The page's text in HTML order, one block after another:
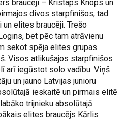
braucēji – Kristaps Knops un
divos starpfinišos, tad
elites braucēji. Trešo
bet pēc tam atrāvienu
sekot spēja elites grupas
Visos atlikušajos starpfinišos
arī iegūstot solo vadību. Viņš
un jauno Latvijas junioru
ieskaitē un pirmais elitē
trijnieku absolūtajā
elites braucējs Kārlis